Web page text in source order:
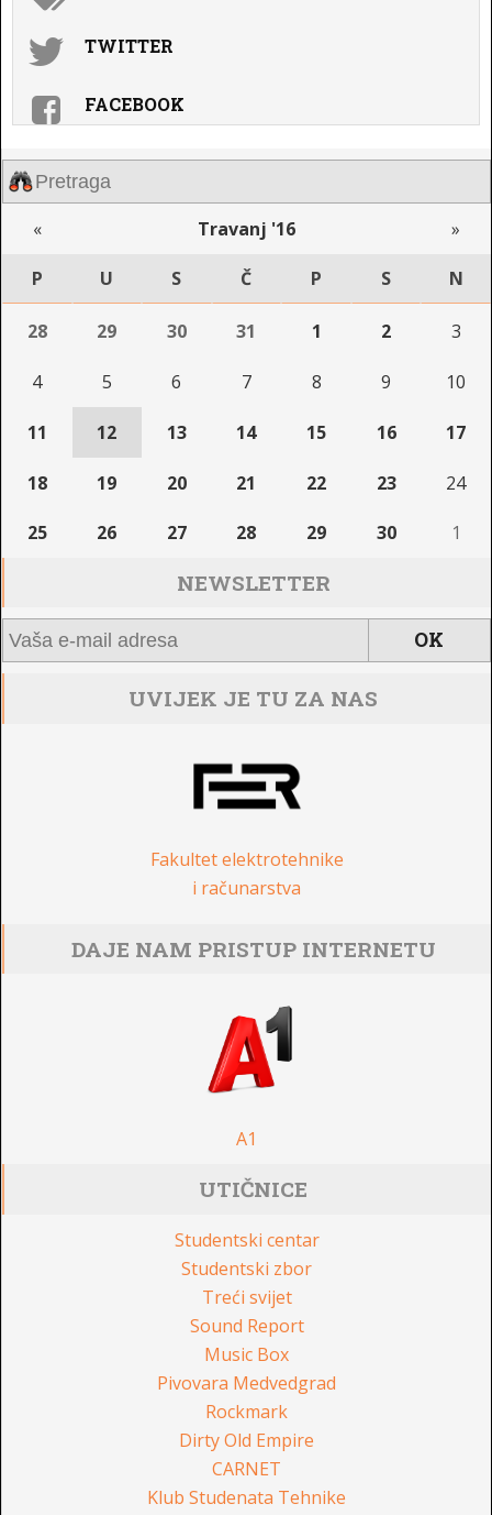
TWITTER
FACEBOOK
« Travanj '16 »
P U S Č P S N
28 29 30 31 1 2 3
4 5 6 7 8 9 10
11 12 13 14 15 16 17
18 19 20 21 22 23 24
25 26 27 28 29 30 1
NEWSLETTER
UVIJEK JE TU ZA NAS
Fakultet elektrotehnike
i računarstva
DAJE NAM PRISTUP INTERNETU
A1
UTIČNICE
Studentski centar
Studentski zbor
Treći svijet
Sound Report
Music Box
Pivovara Medvedgrad
Rockmark
Dirty Old Empire
CARNET
Klub Studenata Tehnike